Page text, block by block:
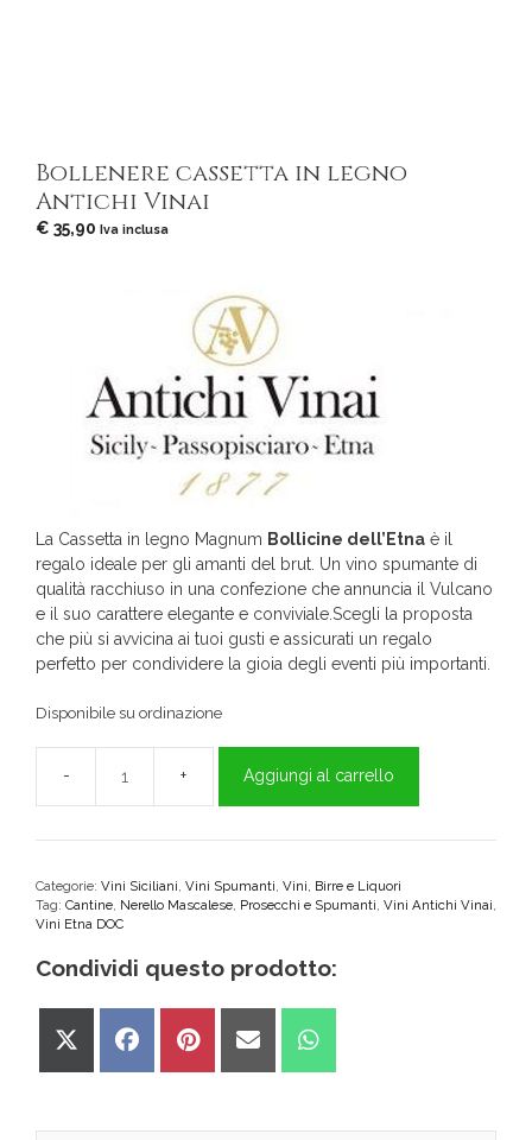
Bollenere cassetta in legno
Antichi Vinai
€ 35,90 Iva inclusa
La Cassetta in legno Magnum Bollicine dell’Etna è il
regalo ideale per gli amanti del brut. Un vino spumante di
qualità racchiuso in una confezione che annuncia il Vulcano
e il suo carattere elegante e conviviale.Scegli la proposta
che più si avvicina ai tuoi gusti e assicurati un regalo
perfetto per condividere la gioia degli eventi più importanti.
Disponibile su ordinazione
Bollenere
cassetta
in
Antichi
Vinai
Aggiungi al carrello
Categorie: Vini Siciliani, Vini Spumanti, Vini, Birre e Liquori
Tag: Cantine, Nerello Mascalese, Prosecchi e Spumanti, Vini Antichi Vinai,
Vini Etna DOC
Condividi questo prodotto:
Share
Share
Share
Share
Share